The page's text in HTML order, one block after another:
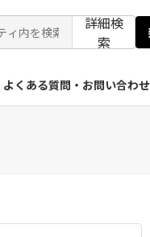
詳細検
索
よくある質問・お問い合わせ